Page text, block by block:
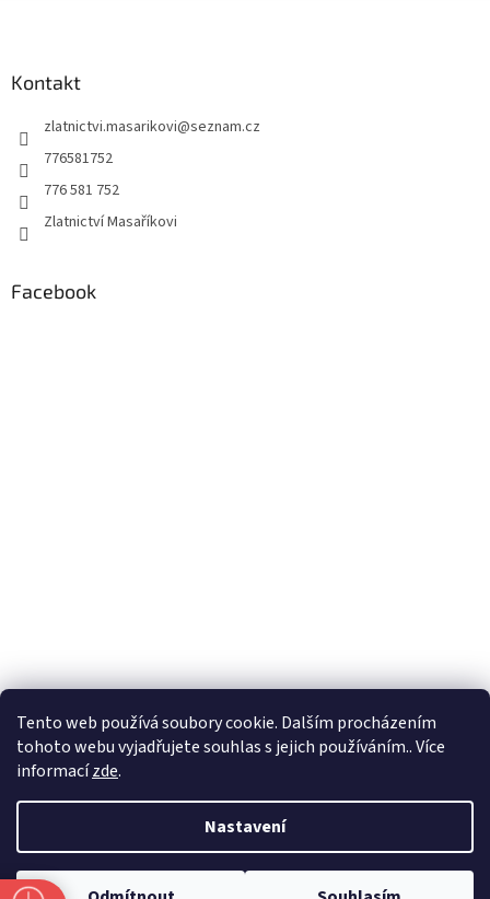
Tento web používá soubory cookie. Dalším procházením
tohoto webu vyjadřujete souhlas s jejich používáním.. Více
informacízde.
Nastavení
Kontakt
zlatnictvi.masarikovi@seznam.cz
776581752
776 581 752
Zlatnictví Masaříkovi
Facebook
Vytvořil Shoptet
Copyright 2026Zlatnictví Masaříkovi. Všechna práva vyhrazena.